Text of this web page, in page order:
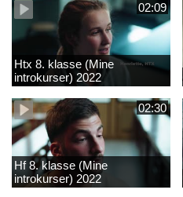
02:09
Htx 8. klasse (Mine
introkurser) 2022
02:30
Hf 8. klasse (Mine
introkurser) 2022